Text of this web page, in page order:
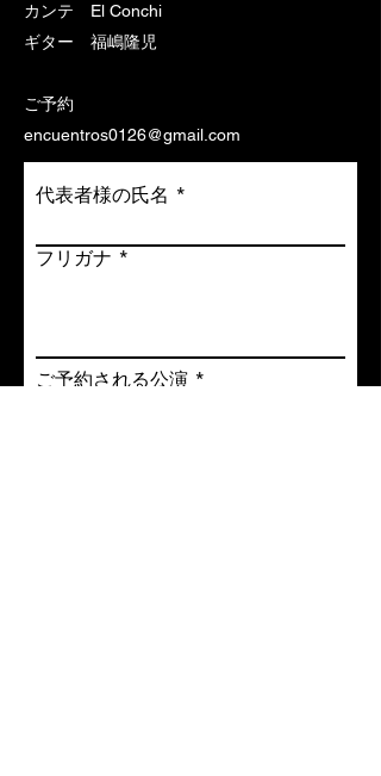
カンテ El Conchi
ギター 福嶋隆児
ご予約
encuentros0126@gmail.com
代表者様の氏名
フリガナ
ご予約される公演